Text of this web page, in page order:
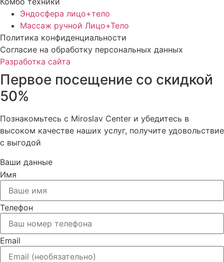
Эндосфера лицо+тело
Массаж ручной Лицо+Тело
Политика конфиденциальности
Cогласие на обработку персональных данных
Разработка сайта
Первое посещение со скидкой
50%
Познакомьтесь с Miroslav Сenter и убедитесь в
высоком качестве наших услуг, получите удовольствие
с выгодой
Ваши данные
Имя
Телефон
Email